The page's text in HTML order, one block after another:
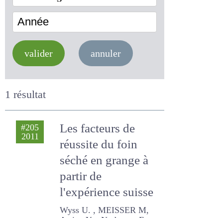
Boessinger M.
valider annuler
1 résultat
#205
Les facteurs de
réussite du foin
séché en grange à
partir de
l'expérience suisse